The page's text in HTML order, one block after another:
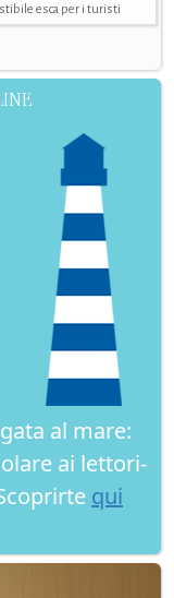
esca per i turisti
al mare:
ai lettori-
qui